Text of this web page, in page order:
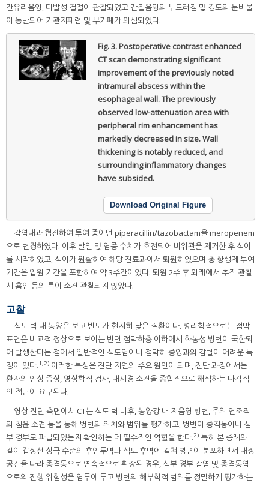
간유리음영, 다발성 결절이 관찰되었고 간질음영의 두드러짐 및 경도의 분비물
이 동반되어 기관지폐렴 및 무기폐가 의심되었다.
Fig. 3.Postoperative contrast enhanced
CT scan demonstrating significant
improvement of the previously noted
intramural abscess within the
esophageal wall. The previously
observed low-attenuation area with
peripheral rim enhancement has
markedly decreased in size. Wall
thickening is notably reduced, and
surrounding inflammatory changes
have subsided.
Download Original Figure
감염내과 협진하여 투여 중이던 piperacillin/tazobactam을 meropenem
으로 변경하였다. 이후 발열 및 염증 수치가 호전되어 비위관을 제거한 후 식이
를 시작하였고, 식이가 원활하여 해당 진료과에서 퇴원하였으며 총 항생제 투여
기간은 입원 기간을 포함하여 약 3주간이었다. 퇴원 2주 후 외래에서 추적 관찰
시 흡인 등의 특이 소견 관찰되지 않았다.
고찰
식도 벽 내 농양은 보고 빈도가 현저히 낮은 질환이다. 병리학적으로는 점막
표면은 비교적 정상으로 보이는 반면 점막하층 이하에서 화농성 병변이 국한되
어 발생한다는 점에서 일반적인 식도염이나 점막하 종양과의 감별이 어려운 특
징이 있다.1,2) 이러한 특성은 진단 지연의 주요 원인이 되며, 진단 과정에서는
환자의 임상 증상, 영상학적 검사, 내시경 소견을 종합적으로 해석하는 다각적
인 접근이 요구된다.
영상 진단 측면에서 CT는 식도 벽 비후, 농양강 내 저음영 병변, 주위 연조직
의 침윤 소견 등을 통해 병변의 위치와 범위를 평가하고, 병변이 종격동이나 심
부 경부로 파급되었는지 확인하는 데 필수적인 역할을 한다.2) 특히 본 증례와
같이 갑상선 상극 수준의 후인두벽과 식도 후벽에 걸쳐 병변이 분포하면서 내장
공간을 따라 종격동으로 연속적으로 확장된 경우, 심부 경부 감염 및 종격동염
으로의 진행 위험성을 염두에 두고 병변의 해부학적 범위를 정밀하게 평가하는